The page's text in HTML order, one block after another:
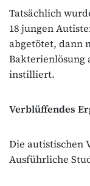
Tatsächlich
18 jungen
abgetötet, dann
Bakterienlösung
instilliert.
Verblüffendes
Die autistischen
Ausführliche